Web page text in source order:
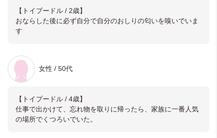
【トイプードル / 2歳】
おならした後に必ず自分で自分のおしりの匂いを嗅いでいま
す
女性 / 50代
【トイプードル / 4歳】
仕事で出かけて、忘れ物を取りに帰ったら、家族に一番人気
の場所でくつろいでいた。